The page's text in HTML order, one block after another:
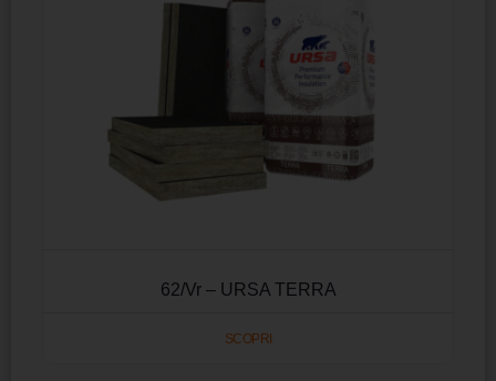
62/Vr – URSA TERRA
SCOPRI